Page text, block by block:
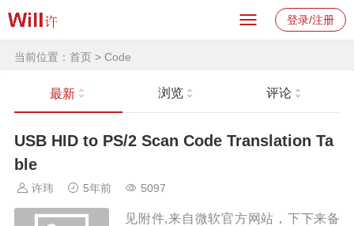
登录/注册
当前位置： 首页 > Code
最新 浏览 评论
USB HID to PS/2 Scan Code Translation Ta
ble
许玮 5年前 5097
见附件,来自微软官方网站，下下来备